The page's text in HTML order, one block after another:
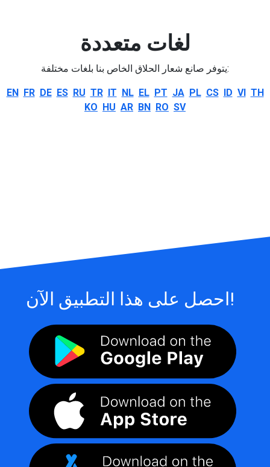
لغات متعددة
يتوفر صانع شعار الحلاق الخاص بنا بلغات مختلفة:
EN FR DE ES RU TR IT NL EL PT JA PL CS ID VI TH
KO HU AR BN RO SV
احصل على هذا التطبيق الآن!